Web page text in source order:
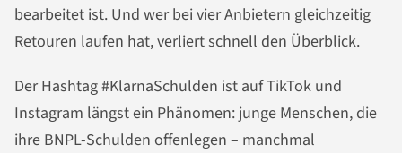
bearbeitet ist. Und wer bei vier Anbietern gleichzeitig
Retouren laufen hat, verliert schnell den Überblick.
Der Hashtag #KlarnaSchulden ist auf TikTok und
Instagram längst ein Phänomen: junge Menschen, die
ihre BNPL-Schulden offenlegen – manchmal